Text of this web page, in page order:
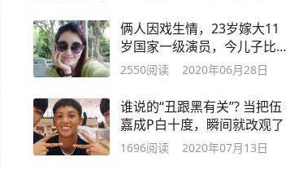
俩人因戏生情，23岁嫁大11
岁国家一级演员，今儿子比爸
爸还帅气
2550阅读 2020年06月28日
谁说的“丑跟黑有关”? 当把伍
嘉成P白十度，瞬间就改观了
1696阅读 2020年07月13日